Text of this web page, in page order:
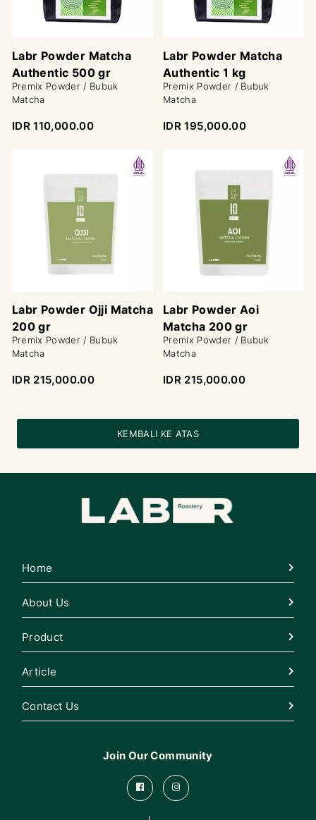
Labr Powder Matcha
Authentic 500 gr
Premix Powder / Bubuk
Matcha
IDR 110,000.00
Labr Powder Matcha
Authentic 1 kg
Premix Powder / Bubuk
Matcha
IDR 195,000.00
Labr Powder Ojji Matcha
200 gr
Premix Powder / Bubuk
Matcha
IDR 215,000.00
Labr Powder Aoi
Matcha 200 gr
Premix Powder / Bubuk
Matcha
IDR 215,000.00
KEMBALI KE ATAS
Home
About Us
Product
Article
Contact Us
Join Our Community